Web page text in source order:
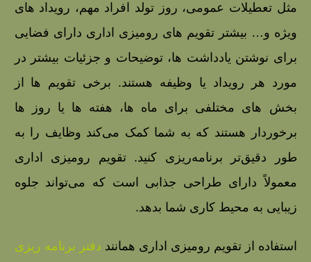
مثل تعطیلات عمومی، روز تولد افراد مهم، رویداد های
ویژه و… بیشتر تقویم‌ های رومیزی اداری دارای فضایی
برای نوشتن یادداشت‌ ها، توضیحات و جزئیات بیشتر در
مورد هر رویداد یا وظیفه هستند. برخی تقویم‌ ها از
بخش‌ های مختلفی برای ماه‌ ها، هفته‌ ها یا روز ها
برخوردار هستند که به شما کمک می‌کند وظایف را به
طور دقیق‌تر برنامه‌ریزی کنید. تقویم‌ رومیزی اداری
معمولاً دارای طراحی جذابی است که می‌تواند جلوه
زیبایی به محیط کاری شما بدهد.
استفاده از تقویم رومیزی اداری همانند دفتر برنامه ریزی